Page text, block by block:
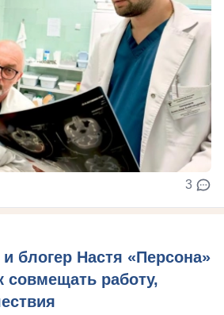
3
блогер Настя «Персона»
совмещать работу,